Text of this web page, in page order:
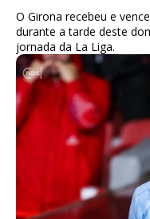
O Girona recebeu e
durante a tarde deste
jornada da La Liga.